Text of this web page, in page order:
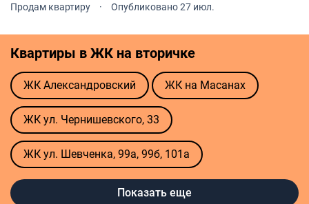
характеристики: Общая площадь - 64.8 кв.м Три
Продам квартиру · Опубликовано 27 июл.
Квартиры в ЖК на вторичке
ЖК Александровский ЖК на Масанах
ЖК ул. Чернишевского, 33
ЖК ул. Шевченка, 99а, 99б, 101а
ЖК Стрелецкая Набережная
Показать еще